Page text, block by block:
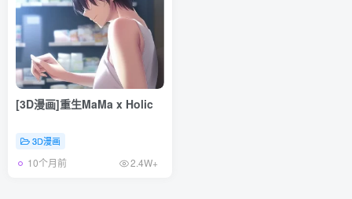
[3D漫画]重生MaMa x Holic
3D漫画
10个月前 2.4W+